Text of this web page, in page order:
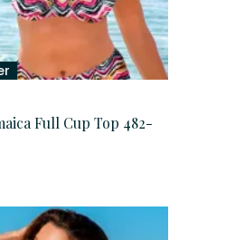
Full Cup Top 482-